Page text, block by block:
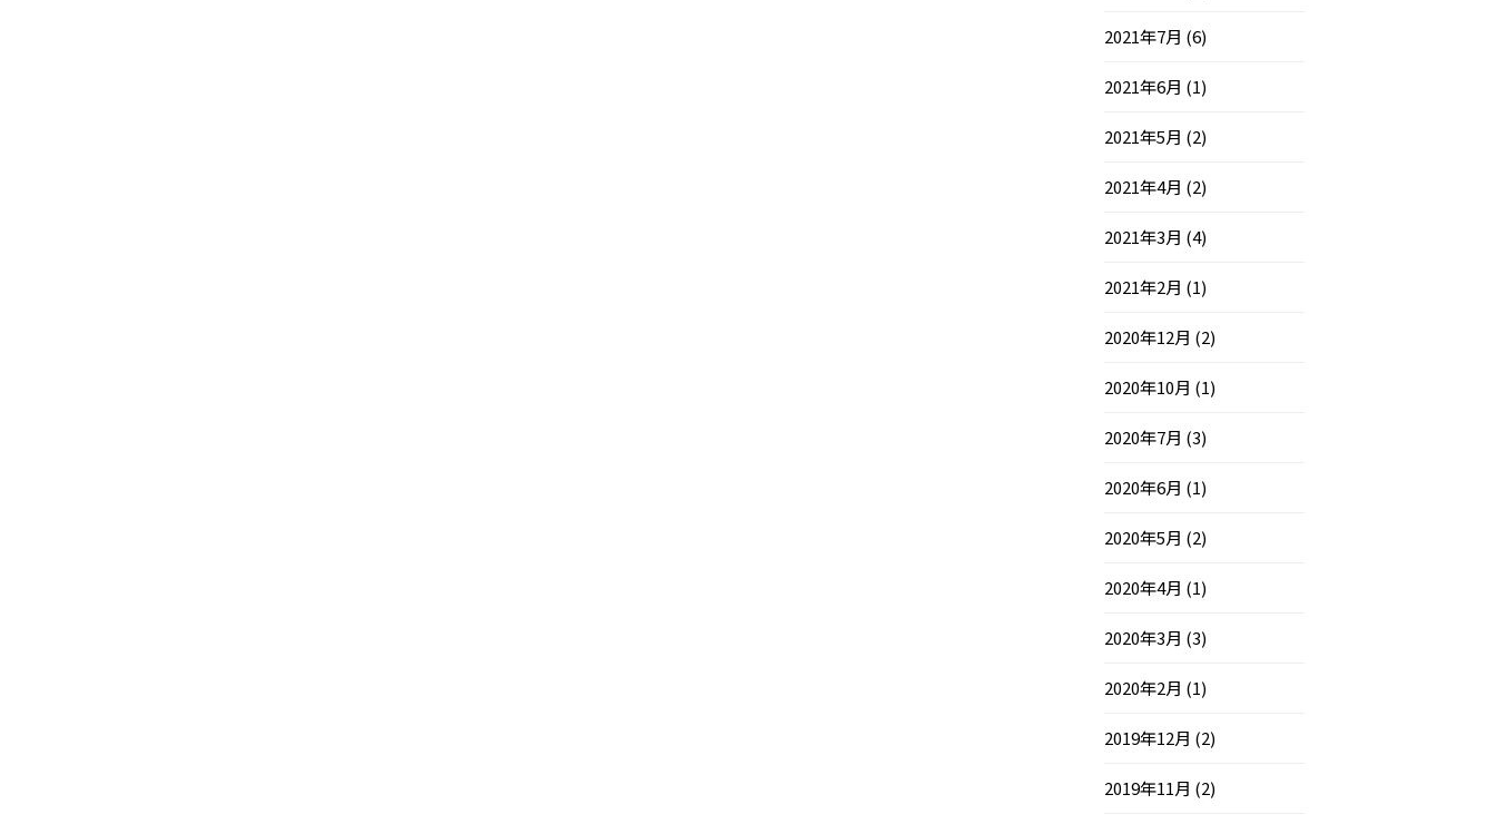
2021年7月 (6)
2021年6月 (1)
2021年5月 (2)
2021年4月 (2)
2021年3月 (4)
2021年2月 (1)
2020年12月 (2)
2020年10月 (1)
2020年7月 (3)
2020年6月 (1)
2020年5月 (2)
2020年4月 (1)
2020年3月 (3)
2020年2月 (1)
2019年12月 (2)
2019年11月 (2)